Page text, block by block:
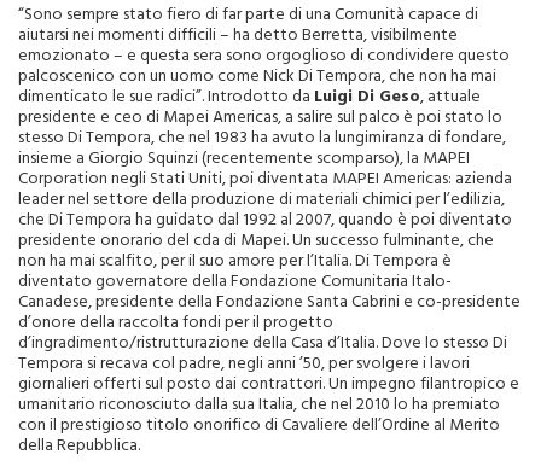
“Sono sempre stato fiero di far parte di una Comunità capace di
aiutarsi nei momenti difficili – ha detto Berretta, visibilmente
emozionato – e questa sera sono orgoglioso di condividere questo
palcoscenico con un uomo come Nick Di Tempora, che non ha mai
dimenticato le sue radici”. Introdotto da Luigi Di Geso, attuale
presidente e ceo di Mapei Americas, a salire sul palco è poi stato lo
stesso Di Tempora, che nel 1983 ha avuto la lungimiranza di fondare,
insieme a Giorgio Squinzi (recentemente scomparso), la MAPEI
Corporation negli Stati Uniti, poi diventata MAPEI Americas: azienda
leader nel settore della produzione di materiali chimici per l’edilizia,
che Di Tempora ha guidato dal 1992 al 2007, quando è poi diventato
presidente onorario del cda di Mapei. Un successo fulminante, che
non ha mai scalfito, per il suo amore per l’Italia. Di Tempora è
diventato governatore della Fondazione Comunitaria Italo-
Canadese, presidente della Fondazione Santa Cabrini e co-presidente
d’onore della raccolta fondi per il progetto
d’ingradimento/ristrutturazione della Casa d’Italia. Dove lo stesso Di
Tempora si recava col padre, negli anni ’50, per svolgere i lavori
giornalieri offerti sul posto dai contrattori. Un impegno filantropico e
umanitario riconosciuto dalla sua Italia, che nel 2010 lo ha premiato
con il prestigioso titolo onorifico di Cavaliere dell’Ordine al Merito
della Repubblica.